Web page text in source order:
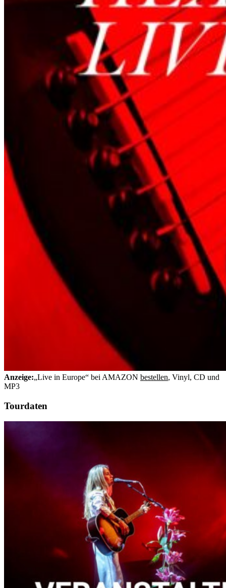
Anzeige:„Live in Europe“ bei AMAZON bestellen, Vinyl, CD und
MP3
Tourdaten